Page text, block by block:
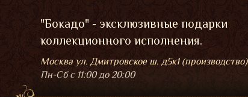
"Бокадо" - эксклюзивные подарки
коллекционного исполнения.
Москва ул. Дмитровское ш. д5к1 (производство)
Пн-Сбс 11:00 до 20:00